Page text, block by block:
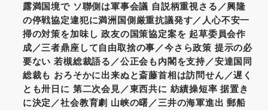
露満国境で ソ聯側は軍事会議 自説柄重視さる／興隆
の停戦協定違犯に満洲国側厳重抗議発す／人心不安一
掃の対策を加味し 政友の国策協定案を 起草委員会作
成／三者鼎座して自由取捨の事／今さら政策 提示の必
要ない 若槻総裁語る／公正会も内閣を支持／安達国同
総裁も おろそかに出来ぬと斎藤首相は訪問せん／遅く
とも卅日に 第二次会見／東西共に 紡績操短率 据置き
に決定／社会教育劇 山峡の曙／三井の海軍進出 郵船